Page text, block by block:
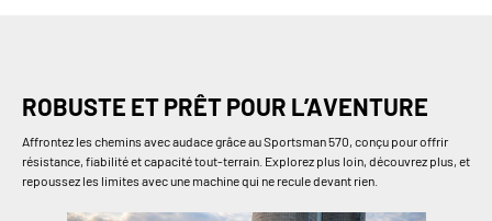
ROBUSTE ET PRÊT POUR L’AVENTURE
Affrontez les chemins avec audace grâce au Sportsman 570, conçu pour offrir
résistance, fiabilité et capacité tout-terrain. Explorez plus loin, découvrez plus, et
repoussez les limites avec une machine qui ne recule devant rien.